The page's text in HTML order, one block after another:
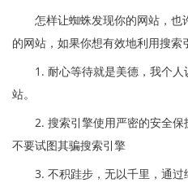
怎样让蜘蛛发现你的网站，也
的网站，如果你想有效地利用搜索
1. 耐心等待就是美德，我个人
站。
2. 搜索引擎使用严密的安全保
不要试图其骗搜索引擎
3. 不积跬步，无以千里，通过